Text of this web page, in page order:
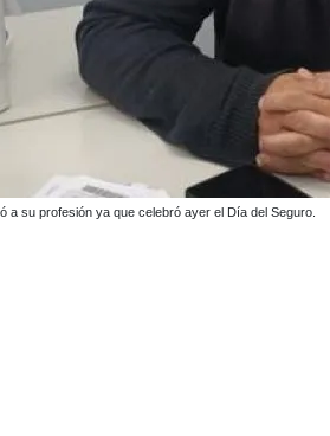
a su profesión ya que celebró ayer el Día del Seguro.